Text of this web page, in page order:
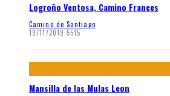
Logroño Ventosa, Camino Frances
Camino de Santiago
19/11/2019 5515
Mansilla de las Mulas Leon